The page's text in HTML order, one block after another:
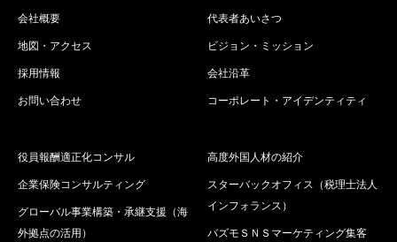
会社概要
地図・アクセス
採用情報
お問い合わせ
代表者あいさつ
ビジョン・ミッション
会社沿革
コーポレート・アイデンティティ
役員報酬適正化コンサル
企業保険コンサルティング
グローバル事業構築・承継支援（海
外拠点の活用）
高度外国人材の紹介
スターバックオフィス（税理士法人
インフォランス）
バズモＳＮＳマーケティング集客